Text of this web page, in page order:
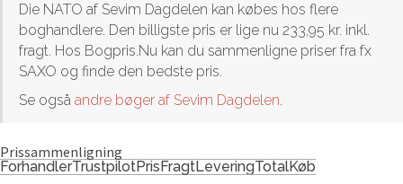
Die NATO af Sevim Dagdelen kan købes hos flere
boghandlere. Den billigste pris er lige nu 233,95 kr. inkl.
fragt. Hos Bogpris.Nu kan du sammenligne priser fra fx
SAXO og finde den bedste pris.
Se også andre bøger af Sevim Dagdelen.
Prissammenligning
ForhandlerTrustpilotPris FragtLeveringTotalKøb